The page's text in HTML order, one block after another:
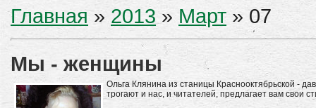
Главная » 2013 » Март » 07
Мы - женщины
Ольга Клянина из станицы Краснооктябрьской -
трогают и нас, и читателей, предлагает вам свои